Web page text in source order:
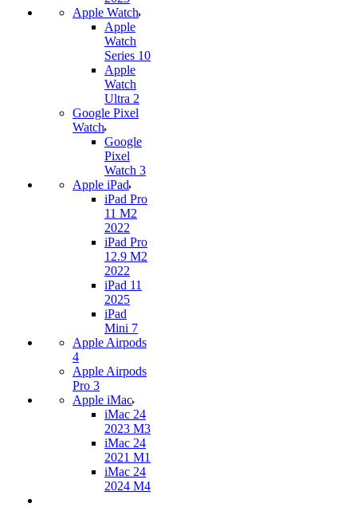
Apple Watch
Apple
Watch
Series 10
Apple
Watch
Ultra 2
Google Pixel
Watch
Google
Pixel
Watch 3
Apple iPad
iPad Pro
11 M2
2022
iPad Pro
12.9 M2
2022
iPad 11
2025
iPad
Mini 7
Apple Airpods
4
Apple Airpods
Pro 3
Apple iMac
iMac 24
2023 M3
iMac 24
2021 M1
iMac 24
2024 M4